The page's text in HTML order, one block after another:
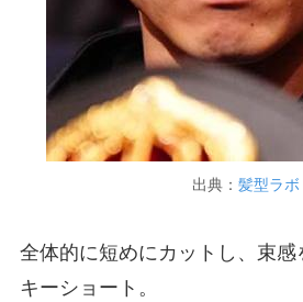
出典： 髪型ラボ
全体的に短めにカットし、束感
キーショート。